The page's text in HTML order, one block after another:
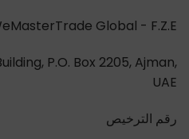
Global - F.Z.E
P.O. Box 2205, Ajman,
UAE
رقم الترخيص